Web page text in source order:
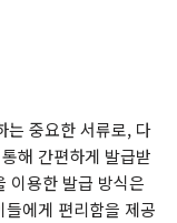
는 중요한 서류로, 다
해 간편하게 발급받
이용한 발급 방식은
에게 편리함을 제공